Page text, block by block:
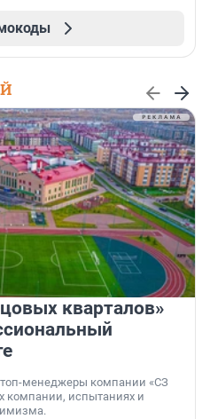
кварталов»
менеджеры компании «СЗ
компании, испытаниях и